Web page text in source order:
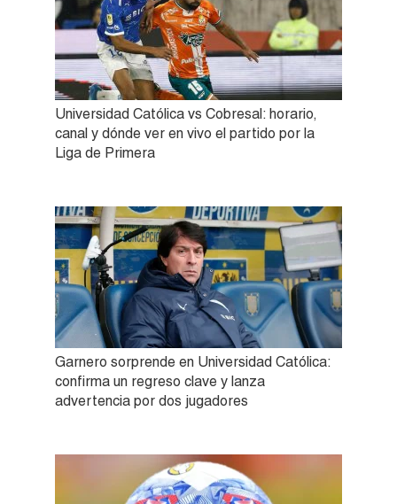
Universidad Católica vs Cobresal: horario,
canal y dónde ver en vivo el partido por la
Liga de Primera
Garnero sorprende en Universidad Católica:
confirma un regreso clave y lanza
advertencia por dos jugadores